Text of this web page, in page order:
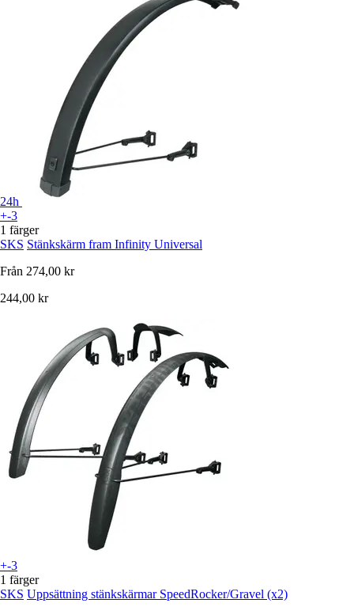
24h
+-3
1 färger
SKS Stänkskärm fram Infinity Universal
Från 274,00 kr
244,00 kr
+-3
1 färger
SKS Uppsättning stänkskärmar SpeedRocker/Gravel (x2)